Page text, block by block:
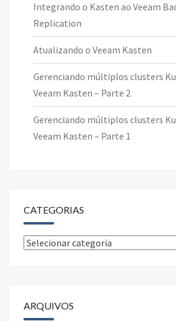
Integrando o Kasten ao Veeam
Replication
Atualizando o Veeam Kasten
Gerenciando múltiplos clusters
Veeam Kasten – Parte 2
Gerenciando múltiplos clusters
Veeam Kasten – Parte 1
CATEGORIAS
Categorias
ARQUIVOS